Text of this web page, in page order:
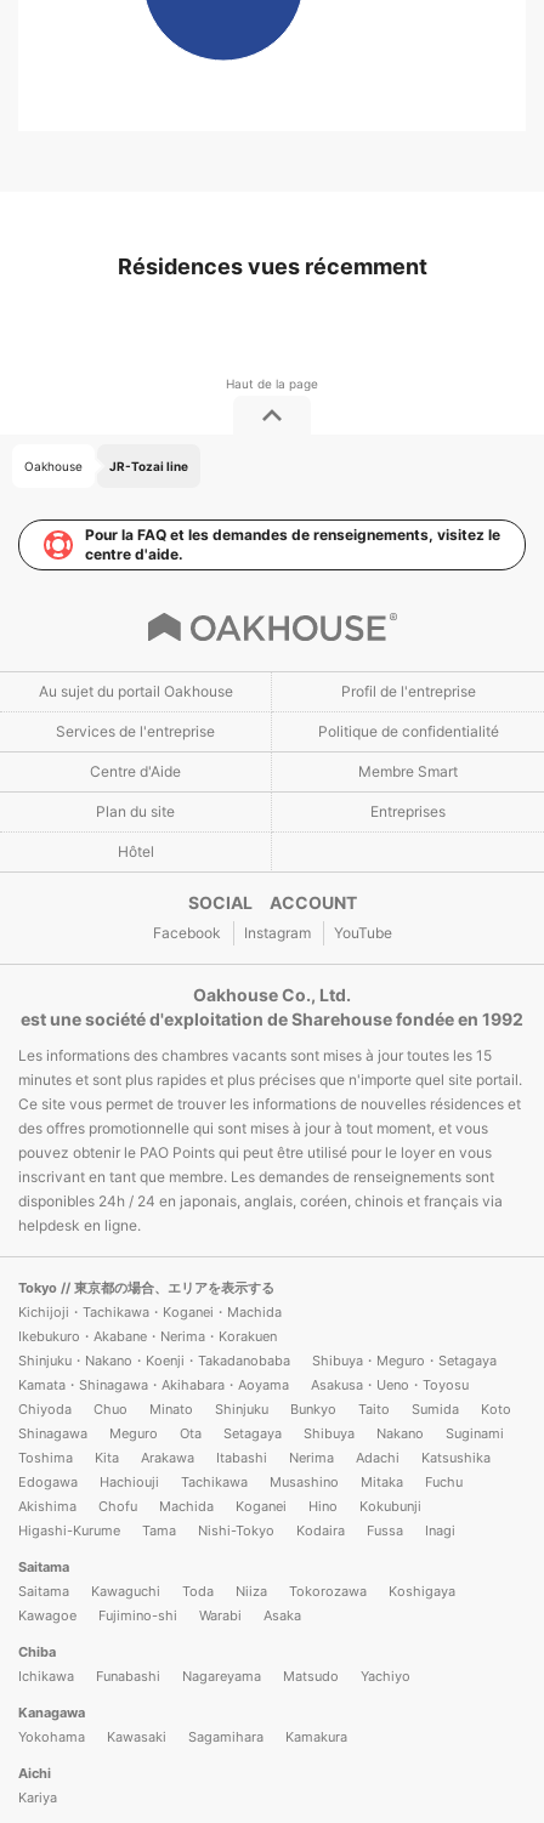
Résidences vues récemment
Oakhouse JR-Tozai line
Pour la FAQ et les demandes de renseignements, visitez le
centre d'aide.
Au sujet du portail Oakhouse Profil de l'entreprise
Services de l'entreprise Politique de confidentialité
Centre d'Aide Membre Smart
Plan du site Entreprises
Hôtel
SOCIAL ACCOUNT
Facebook Instagram YouTube
Oakhouse Co., Ltd.
est une société d'exploitation de Sharehouse fondée en 1992
Les informations des chambres vacants sont mises à jour toutes les 15
minutes et sont plus rapides et plus précises que n'importe quel site portail.
Ce site vous permet de trouver les informations de nouvelles résidences et
des offres promotionnelle qui sont mises à jour à tout moment, et vous
pouvez obtenir le PAO Points qui peut être utilisé pour le loyer en vous
inscrivant en tant que membre. Les demandes de renseignements sont
disponibles 24h / 24 en japonais, anglais, coréen, chinois et français via
helpdesk en ligne.
Tokyo // 東京都の場合、エリアを表示する
Kichijoji・Tachikawa・Koganei・Machida
Ikebukuro・Akabane・Nerima・Korakuen
Shinjuku・Nakano・Koenji・Takadanobaba
Shibuya・Meguro・Setagaya
Kamata・Shinagawa・Akihabara・Aoyama
Asakusa・Ueno・Toyosu
Chiyoda
Chuo Minato Shinjuku Bunkyo Taito Sumida
Koto
Shinagawa
Meguro Ota Setagaya Shibuya Nakano
Suginami
Toshima
Kita Arakawa Itabashi Nerima Adachi
Katsushika
Edogawa
Hachiouji Tachikawa Musashino Mitaka
Fuchu
Akishima
Chofu Machida Koganei Hino
Kokubunji
Higashi-Kurume
Tama Nishi-Tokyo Kodaira Fussa Inagi
Saitama
Saitama
Kawaguchi Toda Niiza Tokorozawa
Koshigaya
Kawagoe
Fujimino-shi Warabi Asaka
Chiba
Ichikawa
Funabashi Nagareyama Matsudo Yachiyo
Kanagawa
Yokohama
Kawasaki Sagamihara Kamakura
Aichi
Kariya